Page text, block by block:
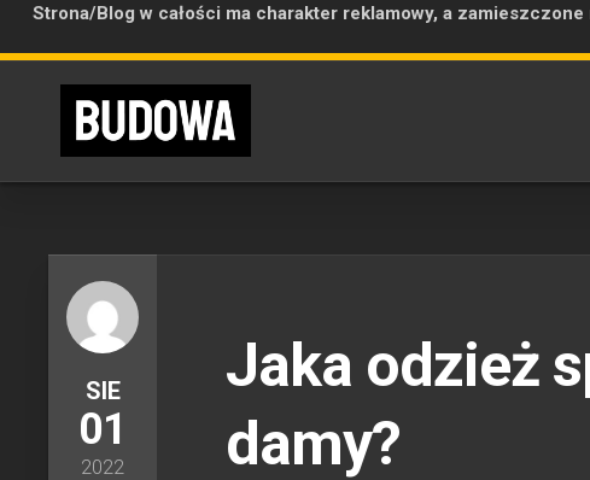
Strona/Blog w całości ma charakter reklamowy, a
Skip
SIE
01
2022
Jaka odzież
damy?